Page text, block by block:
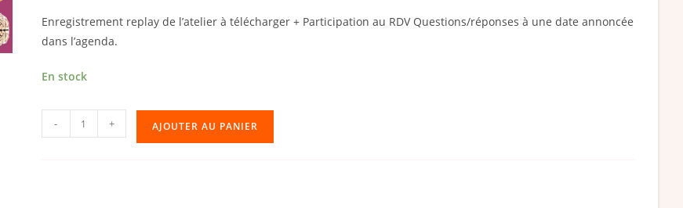
Enregistrement replay de l’atelier à télécharger + Participation au RDV Questions/réponses à une date annoncée
dans l’agenda.
En stock
quantité
de
- + AJOUTER AU PANIER